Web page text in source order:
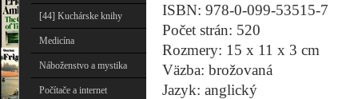
[44] Kuchárske knihy
Medicína
Náboženstvo a mystika
Počítače a internet
ISBN: 978-0-099-53515-7
Počet strán: 520
Rozmery: 15 x 11 x 3 cm
Väzba: brožovaná
Jazyk: anglický